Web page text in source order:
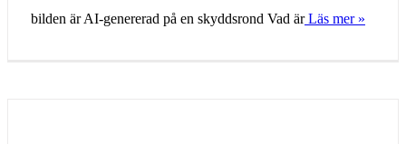
bilden är AI-genererad på en skyddsrond Vad ärLäs mer »